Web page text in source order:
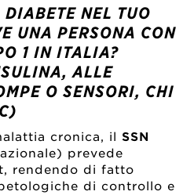
DIABETE NEL TUO
UNA PERSONA CON
1 IN ITALIA?
ALLE
O SENSORI, CHI
cronica, ilSSN
prevede
rendendo di fatto
di controllo e